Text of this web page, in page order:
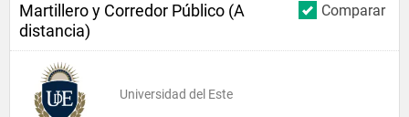
Comparar
Martillero y Corredor Público (A
distancia)
Universidad del Este